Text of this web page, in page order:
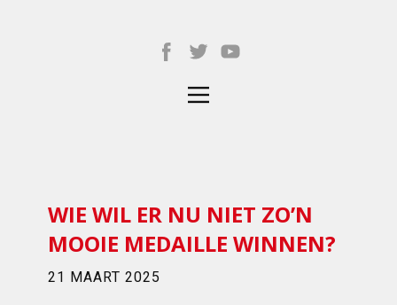
WIE WIL ER NU NIET ZO’N
MOOIE MEDAILLE WINNEN?
21 MAART 2025